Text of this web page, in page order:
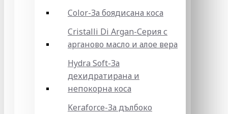
Color-За боядисана коса
Cristalli Di Argan-Серия с
арганово масло и алое вера
Hydra Soft-За
дехидратирана и
непокорна коса
Keraforce-За дълбоко